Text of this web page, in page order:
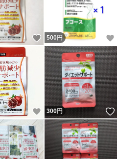
いいね！
500 円
いいね！
300円